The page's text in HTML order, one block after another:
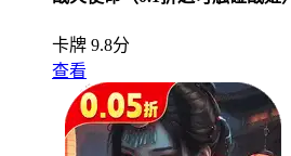
卡牌 9.8分
查看